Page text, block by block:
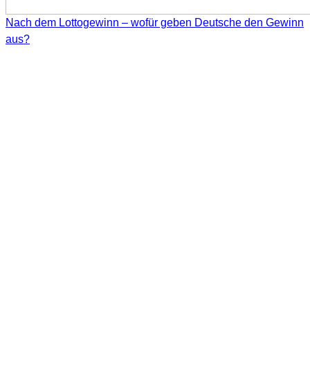
Nach dem Lottogewinn – wofür geben Deutsche den Gewinn
aus?